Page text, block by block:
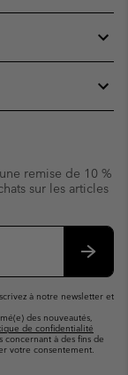
remise de 10 %
sur les articles
à notre newsletter et
des nouveautés,
de confidentialité
à des fins de
votre consentement.